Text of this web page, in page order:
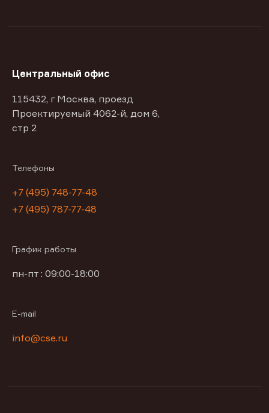
Центральный офис
115432, г Москва, проезд
Проектируемый 4062-й, дом 6,
стр 2
Телефоны
+7 (495) 748-77-48
+7 (495) 787-77-48
График работы
пн-пт : 09:00-18:00
E-mail
info@cse.ru